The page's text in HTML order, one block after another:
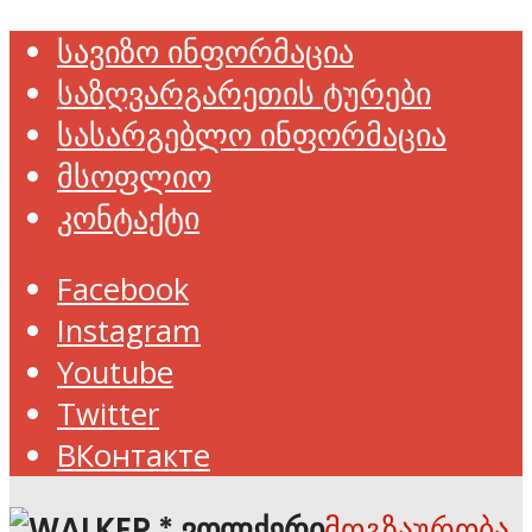
სავიზო ინფორმაცია
საზღვარგარეთის ტურები
სასარგებლო ინფორმაცია
მსოფლიო
კონტაქტი
Facebook
Instagram
Youtube
Twitter
ВКонтакте